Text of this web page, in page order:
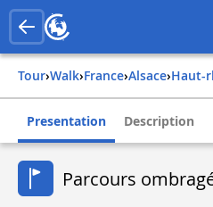
Tour› Walk› france› alsace› haut-
Presentation Description
Parcours